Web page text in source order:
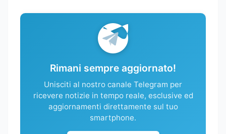
Rimani sempre aggiornato!
Unisciti al nostro canale Telegram per
ricevere notizie in tempo reale, esclusive ed
aggiornamenti direttamente sul tuo
smartphone.